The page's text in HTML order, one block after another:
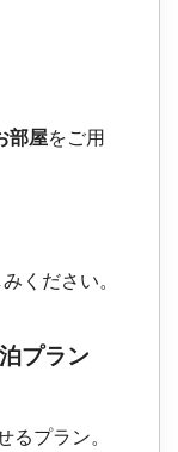
部屋をご用
ください。
プラン
プラン。